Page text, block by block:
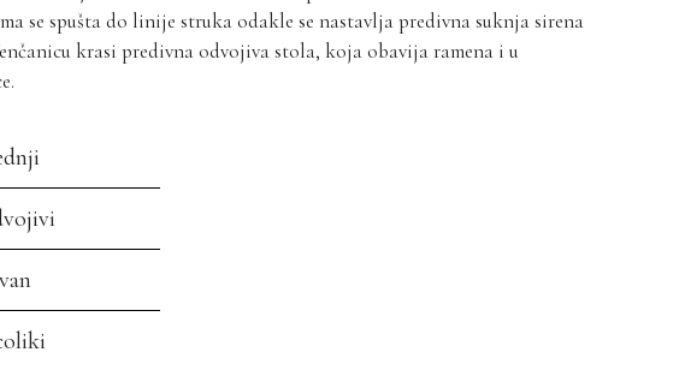
se spušta do linije struka odakle se nastavlja predivna suknja sirena
krasi predivna odvojiva stola, koja obavija ramena i u